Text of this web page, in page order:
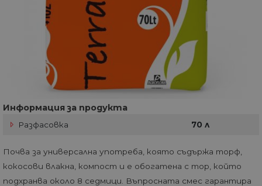
Информация за продукта
Разфасовка 70 л
Почва за универсална употреба, която съдържа торф,
кокосови влакна, компост и е обогатена с тор, който
подхранва около 8 седмици. Въпросната смес гарантира